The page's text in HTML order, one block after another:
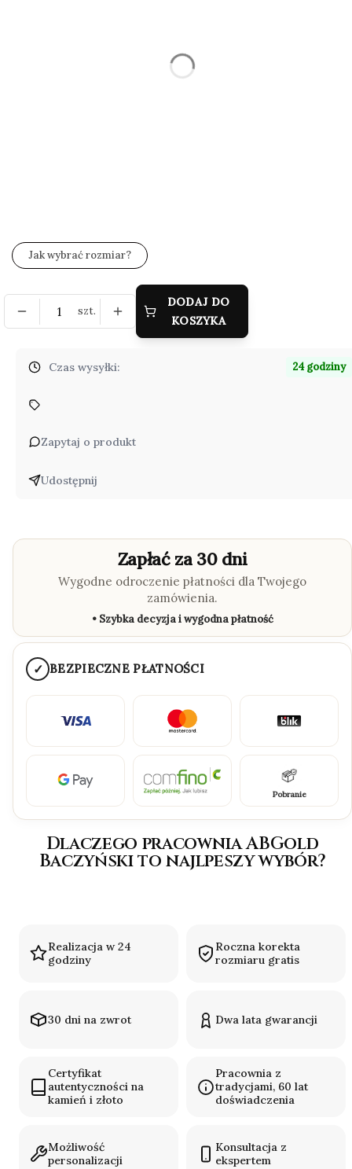
Jak wybrać rozmiar?
szt.
DODAJ DO
KOSZYKA
Czas wysyłki: 24 godziny
Zapytaj o produkt
Udostępnij
Zapłać za 30 dni
Wygodne odroczenie płatności dla Twojego
zamówienia.
• Szybka decyzja i wygodna płatność
✓ BEZPIECZNE PŁATNOŚCI
Pobranie
Dlaczego pracownia ABGold
Baczyński to najlpeszy wybór?
Realizacja w 24
godziny
Roczna korekta
rozmiaru gratis
30 dni na zwrot Dwa lata gwarancji
Certyfikat
autentyczności na
kamień i złoto
Pracownia z
tradycjami, 60 lat
doświadczenia
Możliwość
personalizacji
Konsultacja z
ekspertem